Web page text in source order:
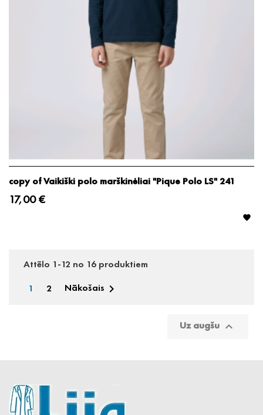
copy of Vaikiški polo marškinėliai "Pique Polo LS" 241
17,00 €

Attēlo 1-12 no 16 produktiem
1
2 Nākošais 
Uz augšu 